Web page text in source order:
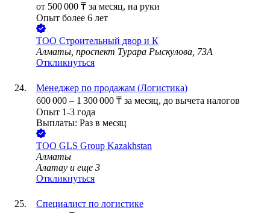
от 500 000 ₸ за месяц, на руки
Опыт более 6 лет
ТОО Строительный двор и К
Алматы, проспект Турара Рыскулова, 73А
Откликнуться
Менеджер по продажам (Логистика)
600 000 – 1 300 000 ₸ за месяц, до вычета налогов
Опыт 1-3 года
Выплаты: Раз в месяц
ТОО GLS Group Kazakhstan
Алматы
Алатау и еще 3
Откликнуться
Специалист по логистике